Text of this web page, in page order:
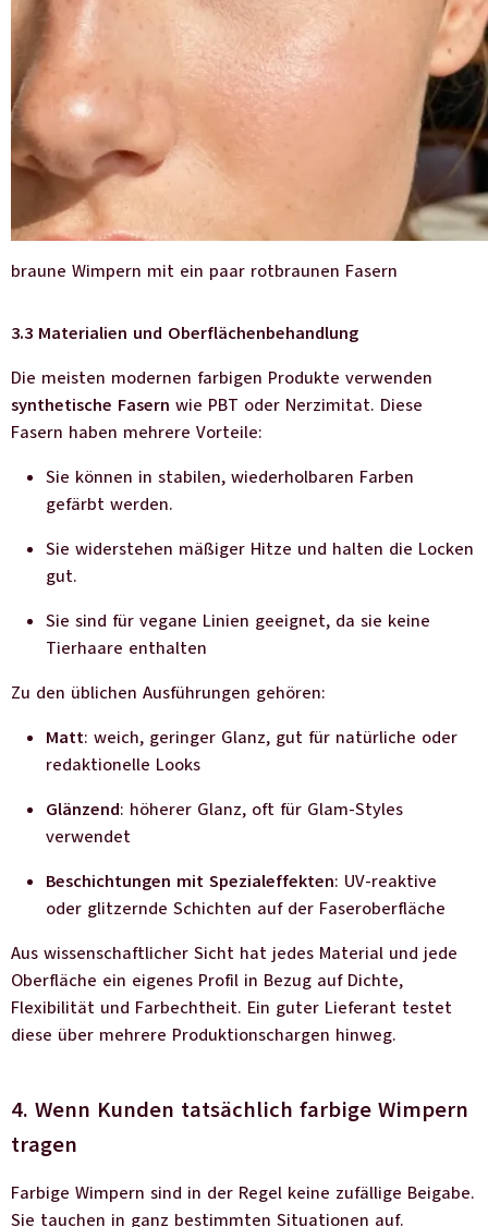
braune Wimpern mit ein paar rotbraunen Fasern
3.3 Materialien und Oberflächenbehandlung
Die meisten modernen farbigen Produkte verwenden
synthetische Fasern wie PBT oder Nerzimitat. Diese
Fasern haben mehrere Vorteile:
Sie können in stabilen, wiederholbaren Farben
gefärbt werden.
Sie widerstehen mäßiger Hitze und halten die Locken
gut.
Sie sind für vegane Linien geeignet, da sie keine
Tierhaare enthalten
Zu den üblichen Ausführungen gehören:
Matt: weich, geringer Glanz, gut für natürliche oder
redaktionelle Looks
Glänzend: höherer Glanz, oft für Glam-Styles
verwendet
Beschichtungen mit Spezialeffekten: UV-reaktive
oder glitzernde Schichten auf der Faseroberfläche
Aus wissenschaftlicher Sicht hat jedes Material und jede
Oberfläche ein eigenes Profil in Bezug auf Dichte,
Flexibilität und Farbechtheit. Ein guter Lieferant testet
diese über mehrere Produktionschargen hinweg.
4. Wenn Kunden tatsächlich farbige Wimpern
tragen
Farbige Wimpern sind in der Regel keine zufällige Beigabe.
Sie tauchen in ganz bestimmten Situationen auf.